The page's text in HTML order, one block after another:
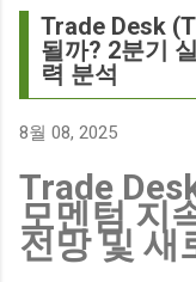
다음과 같습니다. The
Birmingham City ft
버밍엄 시티 경기에
700만 파운드 스트라
에게 큰 타격이 될 것
Match : 경기 당일 실
팬들의 높은 관심도를
City boss says his
Trade Desk
될까? 2분기
력 분석
8월 08, 2025
Trade
모멘텀 지
전망 및 새